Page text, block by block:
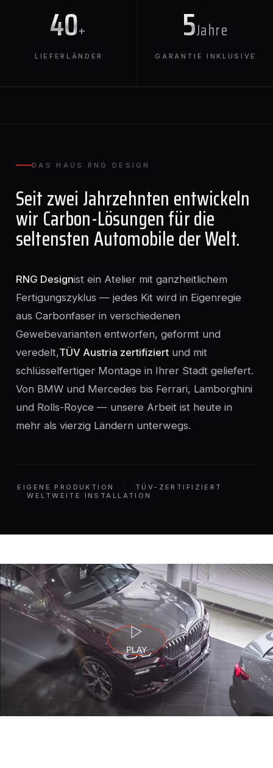
40+
LIEFERLÄNDER
5Jahre
GARANTIE INKLUSIVE
DAS HAUS RNG DESIGN
Seit zwei Jahrzehnten entwickeln
wir Carbon-Lösungen für die
seltensten Automobile der Welt.
RNG Designist ein Atelier mit ganzheitlichem
Fertigungszyklus — jedes Kit wird in Eigenregie
aus Carbonfaser in verschiedenen
Gewebevarianten entworfen, geformt und
veredelt,TÜV Austria zertifiziert und mit
schlüsselfertiger Montage in Ihrer Stadt geliefert.
Von BMW und Mercedes bis Ferrari, Lamborghini
und Rolls-Royce — unsere Arbeit ist heute in
mehr als vierzig Ländern unterwegs.
EIGENE PRODUKTION
TÜV-ZERTIFIZIERT
WELTWEITE INSTALLATION
PLAY